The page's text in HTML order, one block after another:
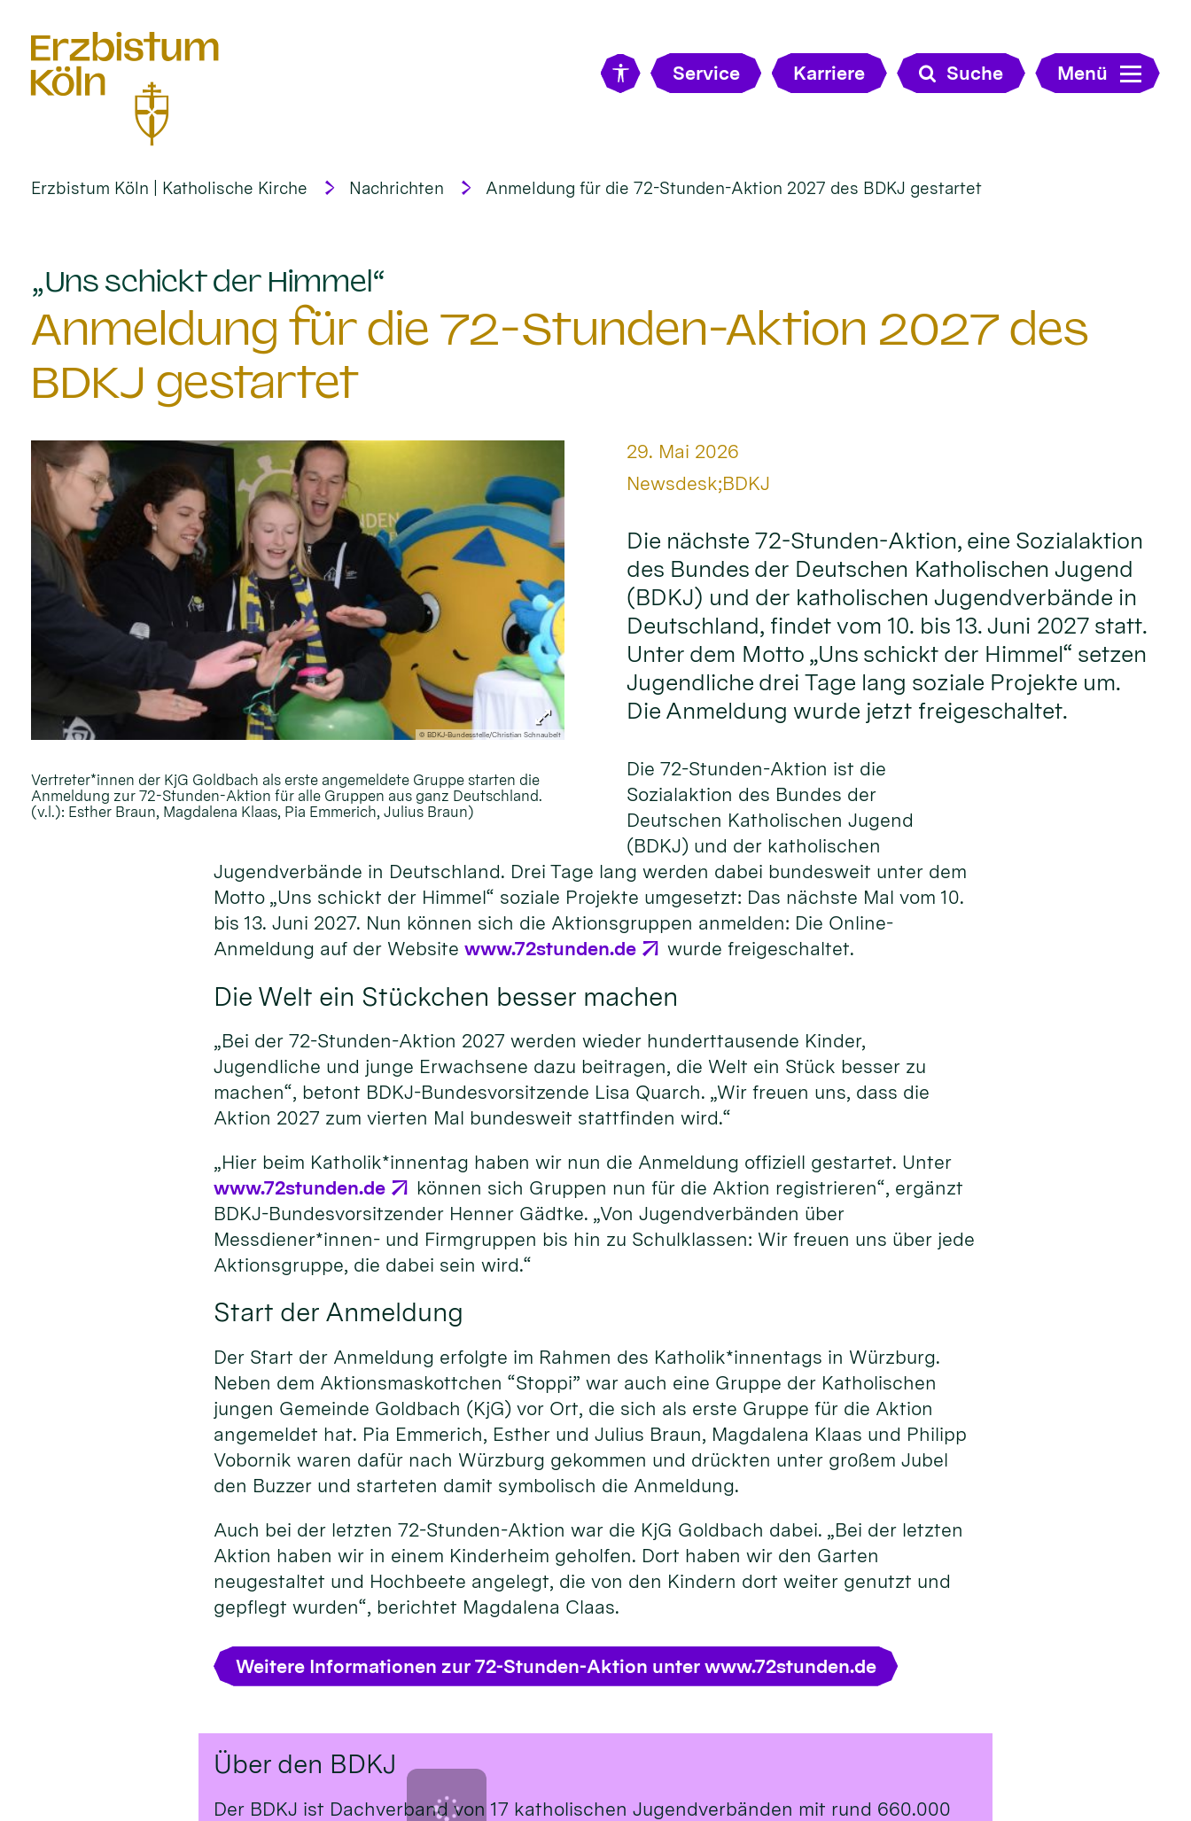
Service Karriere Suche Menü
Erzbistum Köln | Katholische Kirche Nachrichten Anmeldung für die 72-Stunden-Aktion 2027 des BDKJ gestartet
„Uns schickt der Himmel“
Anmeldung für die 72-Stunden-Aktion 2027 des
BDKJ gestartet
© BDKJ-Bundesstelle/Christian Schnaubelt
Vertreter*innen der KjG Goldbach als erste angemeldete Gruppe starten die
Anmeldung zur 72-Stunden-Aktion für alle Gruppen aus ganz Deutschland.
(v.l.): Esther Braun, Magdalena Klaas, Pia Emmerich, Julius Braun)
Datum:
29. Mai 2026
Von:
Newsdesk;BDKJ
Die nächste 72-Stunden-Aktion, eine Sozialaktion
des Bundes der Deutschen Katholischen Jugend
(BDKJ) und der katholischen Jugendverbände in
Deutschland, findet vom 10. bis 13. Juni 2027 statt.
Unter dem Motto „Uns schickt der Himmel“ setzen
Jugendliche drei Tage lang soziale Projekte um.
Die Anmeldung wurde jetzt freigeschaltet.
Die 72-Stunden-Aktion ist die
Sozialaktion des Bundes der
Deutschen Katholischen Jugend
(BDKJ) und der katholischen
Jugendverbände in Deutschland. Drei Tage lang werden dabei bundesweit unter dem
Motto „Uns schickt der Himmel“ soziale Projekte umgesetzt: Das nächste Mal vom 10.
bis 13. Juni 2027. Nun können sich die Aktionsgruppen anmelden: Die Online-
Anmeldung auf der Websitewww.72stunden.de wurde freigeschaltet.
Die Welt ein Stückchen besser machen
„Bei der 72-Stunden-Aktion 2027 werden wieder hunderttausende Kinder,
Jugendliche und junge Erwachsene dazu beitragen, die Welt ein Stück besser zu
machen“, betont BDKJ-Bundesvorsitzende Lisa Quarch. „Wir freuen uns, dass die
Aktion 2027 zum vierten Mal bundesweit stattfinden wird.“
„Hier beim Katholik*innentag haben wir nun die Anmeldung offiziell gestartet. Unter
www.72stunden.de
können sich Gruppen nun für die Aktion registrieren“, ergänzt
BDKJ-Bundesvorsitzender Henner Gädtke. „Von Jugendverbänden über
Messdiener*innen- und Firmgruppen bis hin zu Schulklassen: Wir freuen uns über jede
Aktionsgruppe, die dabei sein wird.“
Start der Anmeldung
Der Start der Anmeldung erfolgte im Rahmen des Katholik*innentags in Würzburg.
Neben dem Aktionsmaskottchen “Stoppi” war auch eine Gruppe der Katholischen
jungen Gemeinde Goldbach (KjG) vor Ort, die sich als erste Gruppe für die Aktion
angemeldet hat. Pia Emmerich, Esther und Julius Braun, Magdalena Klaas und Philipp
Vobornik waren dafür nach Würzburg gekommen und drückten unter großem Jubel
den Buzzer und starteten damit symbolisch die Anmeldung.
Auch bei der letzten 72-Stunden-Aktion war die KjG Goldbach dabei. „Bei der letzten
Aktion haben wir in einem Kinderheim geholfen. Dort haben wir den Garten
neugestaltet und Hochbeete angelegt, die von den Kindern dort weiter genutzt und
gepflegt wurden“, berichtet Magdalena Claas.
Weitere Informationen zur 72-Stunden-Aktion unter www.72stunden.de
Über den BDKJ
Der BDKJ ist Dachverband von 17 katholischen Jugendverbänden mit rund 660.000